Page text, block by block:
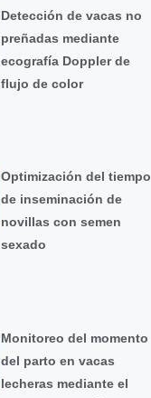
Detección de vacas no
preñadas mediante
ecografía Doppler de
flujo de color
Optimización del tiempo
de inseminación de
novillas con semen
sexado
Monitoreo del momento
del parto en vacas
lecheras mediante el